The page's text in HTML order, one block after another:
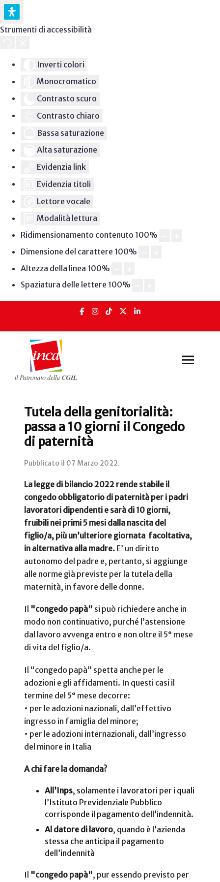
Strumenti di accessibilità
Inverti colori
Monocromatico
Contrasto scuro
Contrasto chiaro
Bassa saturazione
Alta saturazione
Evidenzia link
Evidenzia titoli
Lettore vocale
Modalità lettura
Ridimensionamento contenuto 100%
Dimensione del carattere 100%
Altezza della linea 100%
Spaziatura delle lettere 100%
Tutela della genitorialità:
passa a 10 giorni il Congedo
di paternità
Pubblicato il 07 Marzo 2022.
La legge di bilancio 2022 rende stabile il
congedo obbligatorio di paternità per i padri
lavoratori dipendenti e sarà di 10 giorni,
fruibili nei primi 5 mesi dalla nascita del
figlio/a, più un’ulteriore giornata facoltativa,
in alternativa alla madre. E’ un diritto
autonomo del padre e, pertanto, si aggiunge
alle norme già previste per la tutela della
maternità, in favore delle donne.
Il "congedo papà" si può richiedere anche in
modo non continuativo, purché l’astensione
dal lavoro avvenga entro e non oltre il 5° mese
di vita del figlio/a.
Il “congedo papà” spetta anche per le
adozioni e gli affidamenti. In questi casi il
termine del 5° mese decorre:
• per le adozioni nazionali, dall’effettivo
ingresso in famiglia del minore;
• per le adozioni internazionali, dall’ingresso
del minore in Italia
A chi fare la domanda?
All’Inps, solamente i lavoratori per i quali
l’Istituto Previdenziale Pubblico
corrisponde il pagamento dell’indennità.
Al datore di lavoro, quando è l’azienda
stessa che anticipa il pagamento
dell’indennità
Il "congedo papà", pur essendo previsto per